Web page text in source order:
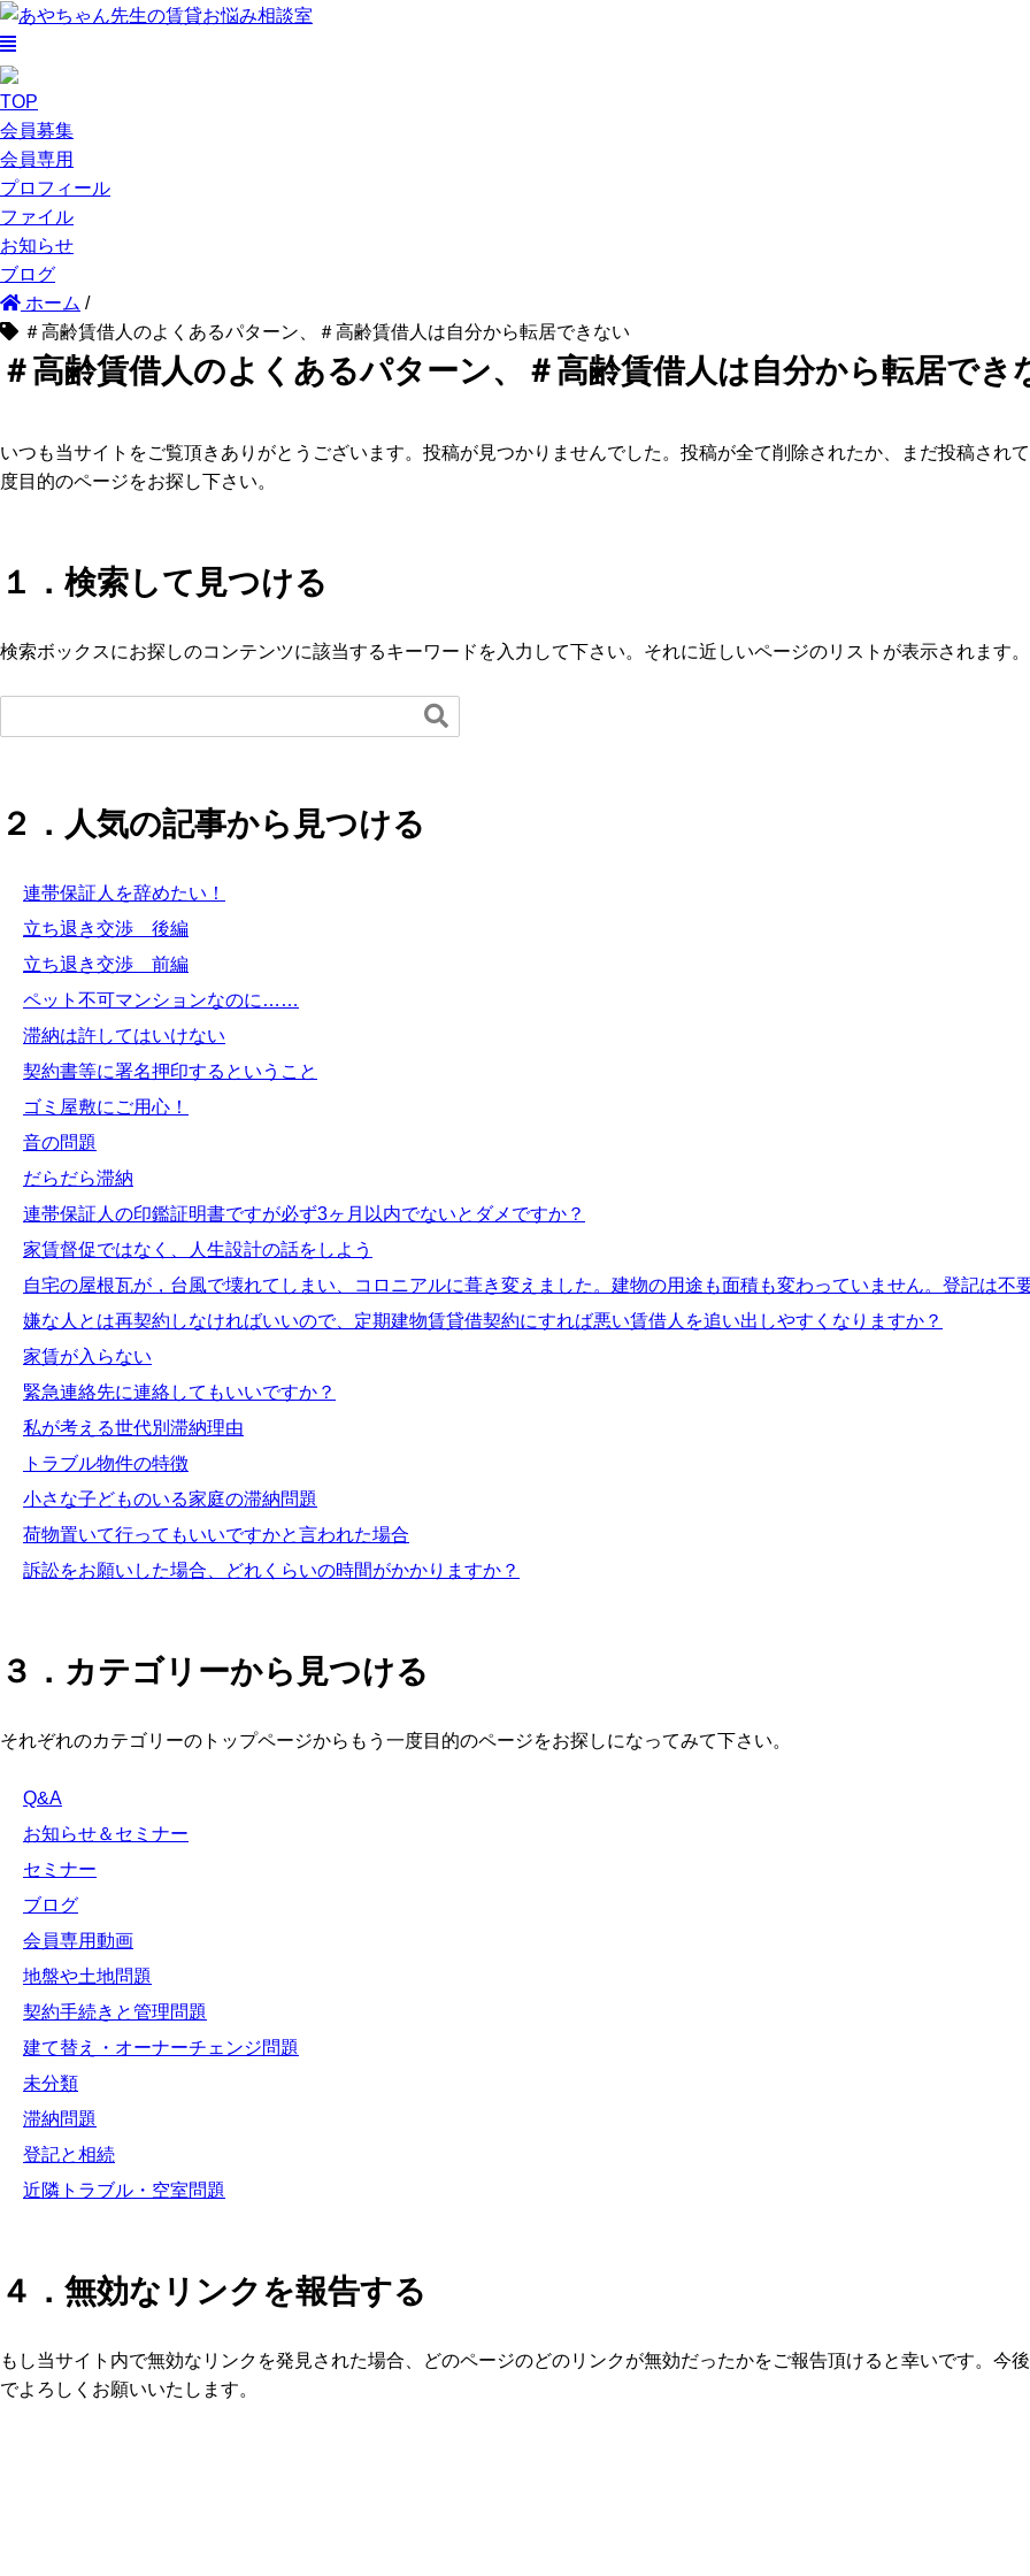
TOP
会員募集
会員専用
プロフィール
ファイル
お知らせ
ブログ
ホーム /
＃高齢賃借人のよくあるパターン、＃高齢賃借人は自分から転居できない
＃高齢賃借人のよくあるパターン、＃高齢賃借人は自分から転居でき
いつも当サイトをご覧頂きありがとうございます。投稿が見つかりませんでした。投稿が全て削除されたか、まだ投稿され
度目的のページをお探し下さい。
１．検索して見つける
検索ボックスにお探しのコンテンツに該当するキーワードを入力して下さい。それに近しいページのリストが表示されます。

２．人気の記事から見つける
連帯保証人を辞めたい！
立ち退き交渉 後編
立ち退き交渉 前編
ペット不可マンションなのに……
滞納は許してはいけない
契約書等に署名押印するということ
ゴミ屋敷にご用心！
音の問題
だらだら滞納
連帯保証人の印鑑証明書ですが必ず3ヶ月以内でないとダメですか？
家賃督促ではなく、人生設計の話をしよう
自宅の屋根瓦が，台風で壊れてしまい、コロニアルに葺き変えました。建物の用途も面積も変わっていません。登記は不
嫌な人とは再契約しなければいいので、定期建物賃貸借契約にすれば悪い賃借人を追い出しやすくなりますか？
家賃が入らない
緊急連絡先に連絡してもいいですか？
私が考える世代別滞納理由
トラブル物件の特徴
小さな子どものいる家庭の滞納問題
荷物置いて行ってもいいですかと言われた場合
訴訟をお願いした場合、どれくらいの時間がかかりますか？
３．カテゴリーから見つける
それぞれのカテゴリーのトップページからもう一度目的のページをお探しになってみて下さい。
Q&A
お知らせ＆セミナー
セミナー
ブログ
会員専用動画
地盤や土地問題
契約手続きと管理問題
建て替え・オーナーチェンジ問題
未分類
滞納問題
登記と相続
近隣トラブル・空室問題
４．無効なリンクを報告する
もし当サイト内で無効なリンクを発見された場合、どのページのどのリンクが無効だったかをご報告頂けると幸いです。今
でよろしくお願いいたします。